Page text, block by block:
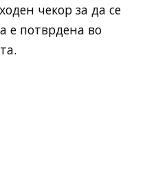
чекор за да се
е потврдена во